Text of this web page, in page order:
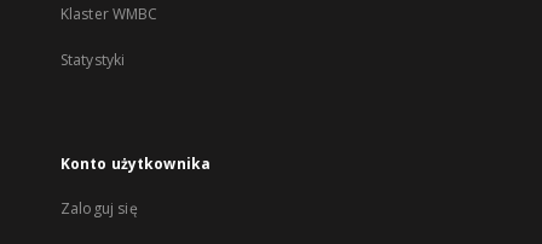
Klaster WMBC
Statystyki
Konto użytkownika
Zaloguj się